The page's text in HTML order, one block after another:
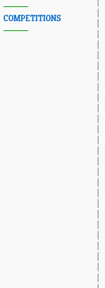
COMPETITIONS